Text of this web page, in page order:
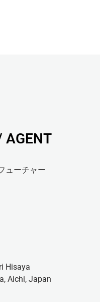
AGENT
ューチャー
Hisaya
Aichi, Japan